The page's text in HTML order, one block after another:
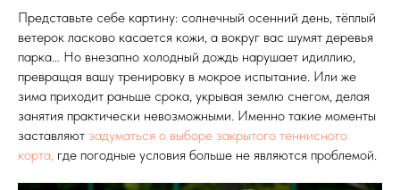
Представьте себе картину: солнечный осенний день, тёплый
ветерок ласково касается кожи, а вокруг вас шумят деревья
парка… Но внезапно холодный дождь нарушает идиллию,
превращая вашу тренировку в мокрое испытание. Или же
зима приходит раньше срока, укрывая землю снегом, делая
занятия практически невозможными. Именно такие моменты
заставляют задуматься о выборе закрытого теннисного
корта, где погодные условия больше не являются проблемой.